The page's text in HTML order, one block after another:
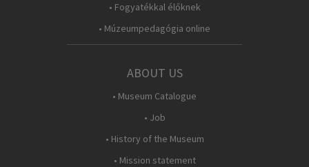
• Fogyatékkal élőknek
• Múzeumpedagógia online
ABOUT US
• Museum Catalogue
• Job
• History of the Museum
• Mission statement